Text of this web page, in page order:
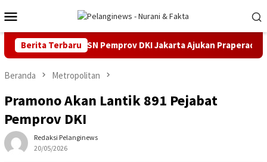
ke
kontenMobile
Berita TerbaruASN Pemprov DKI Jakarta Ajukan Praperadilan di
Beranda Metropolitan
Pramono Akan Lantik 891 Pejabat
Pemprov DKI
Redaksi Pelanginews
20/05/2026